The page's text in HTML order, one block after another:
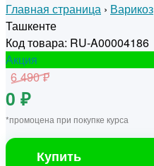
Главная страница › Варикоз
Ташкенте
Код товара: RU-A00004186
Акция
6 490 ₽
0 ₽
*промоцена при покупке курса
Купить